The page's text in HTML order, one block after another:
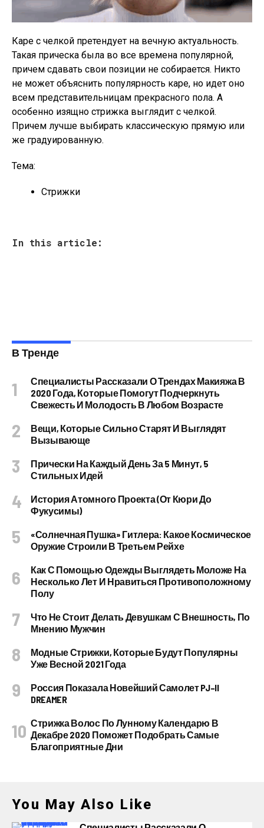
Каре с челкой претендует на вечную актуальность.
Такая прическа была во все времена популярной,
причем сдавать свои позиции не собирается. Никто
не может объяснить популярность каре, но идет оно
всем представительницам прекрасного пола. А
особенно изящно стрижка выглядит с челкой.
Причем лучше выбирать классическую прямую или
же градуированную.
Тема:
Стрижки
In this article:
В Тренде
Специалисты Рассказали О Трендах Макияжа В
2020 Года, Которые Помогут Подчеркнуть
Свежесть И Молодость В Любом Возрасте
Вещи, Которые Сильно Старят И Выглядят
Вызывающе
Прически На Каждый День За 5 Минут, 5
Стильных Идей
История Атомного Проекта (от Кюри До
Фукусимы)
«Солнечная Пушка» Гитлера: Какое Космическое
Оружие Строили В Третьем Рейхе
Как С Помощью Одежды Выглядеть Моложе На
Несколько Лет И Нравиться Противоположному
Полу
Что Не Стоит Делать Девушкам С Внешность, По
Мнению Мужчин
Модные Стрижки, Которые Будут Популярны
Уже Весной 2021 Года
Россия Показала Новейший Самолет PJ–II
DREAMER
Стрижка Волос По Лунному Календарю В
Декабре 2020 Поможет Подобрать Самые
Благоприятные Дни
You May Also Like